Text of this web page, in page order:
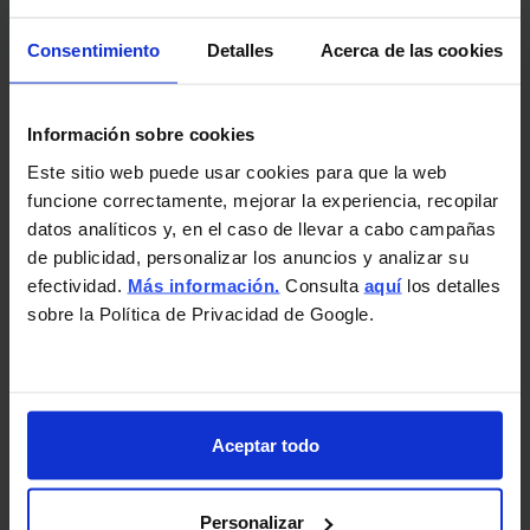
Consentimiento Detalles Acerca de las cookies
Información sobre cookies
Este sitio web puede usar cookies para que la web
funcione correctamente, mejorar la experiencia, recopilar
datos analíticos y, en el caso de llevar a cabo campañas
de publicidad, personalizar los anuncios y analizar su
efectividad. Más información. Consulta aquílos detalles
sobre la Política de Privacidad de Google.
Aceptar todo
Personalizar
Caducidad de las cookies de terceros: Puede
informarse sobre los periodos de conservación
esta política de cookies en sus correspondientes
políticas (ver los enlaces facilitados en el
apartado “Cookies de terceros”).
La instalación de cookies de terceros puede
implicar la recogida de datos personales de